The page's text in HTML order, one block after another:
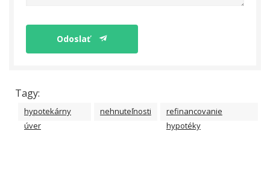
Odoslať
Tagy:
hypotekárny
úver
nehnuteľnosti
refinancovanie
hypotéky